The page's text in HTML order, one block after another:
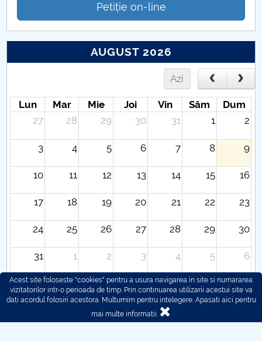
Petiție on-line
AUGUST 2026
Azi
Lun Mar Mie Joi Vin Sâm
Dum
27
28 29 30 31 1 2
3 4 5 6 7 8 9
10 11 12 13 14 15 16
17 18 19 20 21 22 23
24 25 26 27 28 29 30
31 1 2 3 4 5 6
Acest site foloseste "cookies" pentru a usura navigarea in site si numararea
vizitatorilor intr-o perioada de timp. Prin continuarea utilizarii acestui site va
dati acordul folosiri acestora. Multumim pentru intelegere. Apasati aici pentru
mai multe informatii.